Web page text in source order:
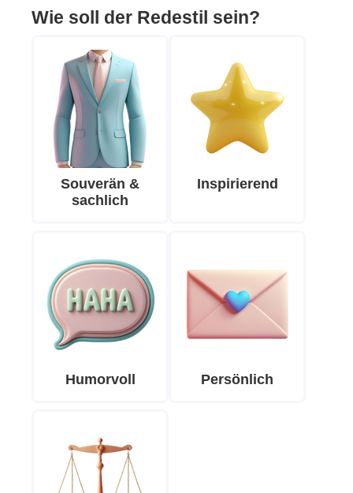
Wie soll der Redestil sein?
Souverän &
sachlich
Inspirierend
Humorvoll Persönlich